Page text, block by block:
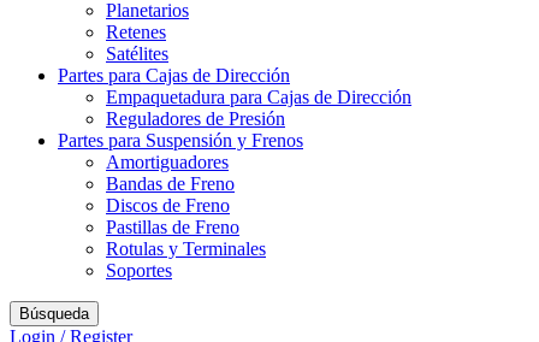
Planetarios
Retenes
Satélites
Partes para Cajas de Dirección
Empaquetadura para Cajas de Dirección
Reguladores de Presión
Partes para Suspensión y Frenos
Amortiguadores
Bandas de Freno
Discos de Freno
Pastillas de Freno
Rotulas y Terminales
Soportes
Búsqueda
Login / Register